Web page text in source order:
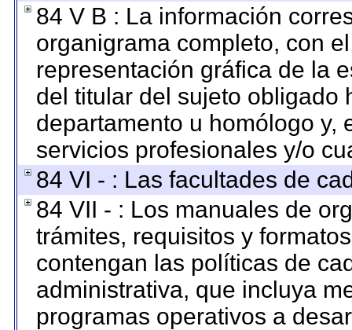
84 V B : La información
organigrama completo, con
representación gráfica de la
del titular del sujeto obligado
departamento u homólogo y,
servicios profesionales y/o
84 VI - : Las facultades de
84 VII - : Los manuales de
trámites, requisitos y
contengan las políticas de
administrativa, que incluya
programas operativos a